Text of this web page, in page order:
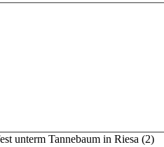
unterm Tannebaum in Riesa (2)